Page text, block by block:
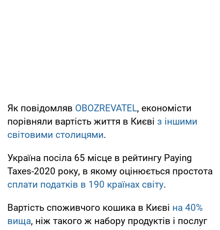
Як повідомляв OBOZREVATEL, економісти
порівняли вартість життя в Києві з іншими
світовими столицями.
Україна посіла 65 місце в рейтингу Paying
Taxes-2020 року, в якому оцінюється простота
сплати податків в 190 країнах світу.
Вартість споживчого кошика в Києві на 40%
вища, ніж такого ж набору продуктів і послуг